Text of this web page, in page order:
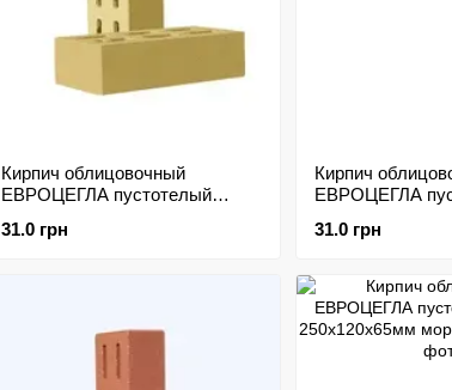
Кирпич облицовочный
ЕВРОЦЕГЛА пустотелый
31.0 грн
Кирпич
ЕВРОЦЕГЛА
250х100х65мм
31.0 грн